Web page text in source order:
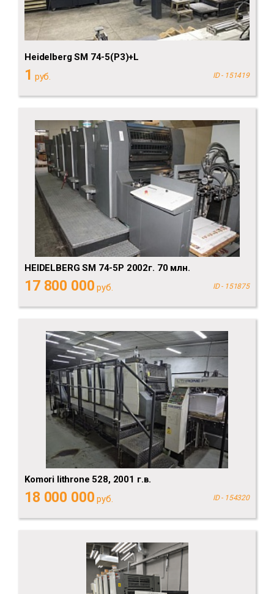
Heidelberg SM 74-5(P3)+L
1 руб. ID - 151419
HEIDELBERG SM 74-5P 2002г. 70 млн.
17 800 000 руб. ID - 151875
Komori lithrone 528, 2001 г.в.
18 000 000 руб. ID - 154320